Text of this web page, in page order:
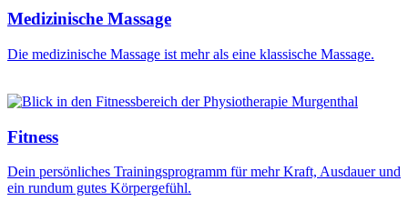
Medizinische Massage
Die medizinische Massage ist mehr als eine klassische Massage.
Fitness
Dein persönliches Trainingsprogramm für mehr Kraft, Ausdauer und
ein rundum gutes Körpergefühl.